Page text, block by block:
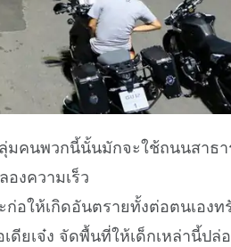
มคนพวกนี้นั้นมักจะใช้ถนนสาธ
งความเร็ว
อให้เกิดอันตรายทั้งต่อตนเอง
ดียเจ๋ง จัดพื้นที่ให้เด็กเหล่านี้ปล่